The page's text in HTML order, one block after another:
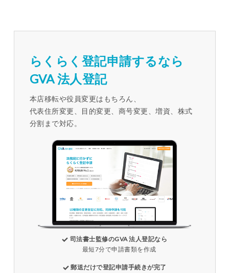
らくらく登記申請するなら
GVA 法人登記
本店移転や役員変更はもちろん、
代表住所変更、目的変更、商号変更、増資、株式
分割まで対応。
司法書士監修のGVA 法人登記なら
最短7分で申請書類を作成
郵送だけで登記申請手続きが完了